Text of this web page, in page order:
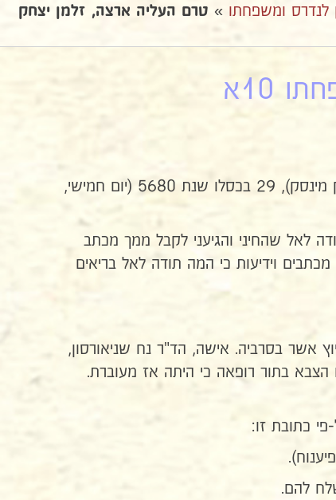
לנדרס ומשפחתו » טרם העליה ארצה, זלמן יצחק
10א
קרע בדף בפתיח משמיט ככל הנראה את שם העיירה איהומן. לאחר מכן: (ק"ק מינסק), 29 בכסלו שנת 5680 (יום חמישי,
חשון קיבלתי ביום השישי, 27 בכסלו. אני מודה לאל שהחיני והגיעני לקבל ממך מכתב
וידיעות כי המה תודה לאל בריאים
אשר בסרביה. אישה, הד"ר נח שניאורסון,
בתור רופאה כי היתה אז מעוברת.
כתובת זו:
להם.